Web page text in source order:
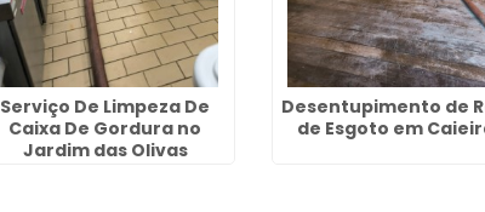
Serviço De Limpeza De
Caixa De Gordura no
Jardim das Olivas
Desentupimento de
de Esgoto em